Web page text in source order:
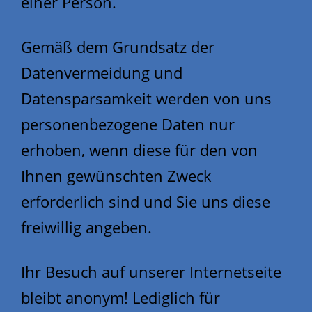
Gemäß dem Grundsatz der
Datenvermeidung und
Datensparsamkeit werden von uns
personenbezogene Daten nur
erhoben, wenn diese für den von
Ihnen gewünschten Zweck
erforderlich sind und Sie uns diese
freiwillig angeben.
Ihr Besuch auf unserer Internetseite
bleibt anonym! Lediglich für